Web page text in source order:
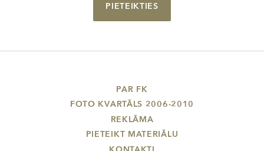
PIETEIKTIES
PAR FK
FOTO KVARTĀLS 2006-2010
REKLĀMA
PIETEIKT MATERIĀLU